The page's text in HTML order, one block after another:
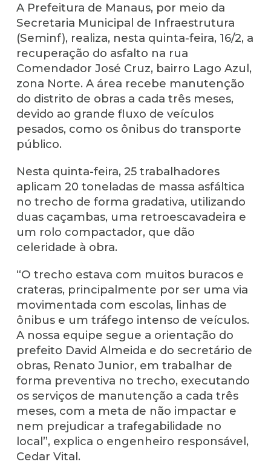
A Prefeitura de Manaus, por meio da
Secretaria Municipal de Infraestrutura
(Seminf), realiza, nesta quinta-feira, 16/2, a
recuperação do asfalto na rua
Comendador José Cruz, bairro Lago Azul,
zona Norte. A área recebe manutenção
do distrito de obras a cada três meses,
devido ao grande fluxo de veículos
pesados, como os ônibus do transporte
público.
Nesta quinta-feira, 25 trabalhadores
aplicam 20 toneladas de massa asfáltica
no trecho de forma gradativa, utilizando
duas caçambas, uma retroescavadeira e
um rolo compactador, que dão
celeridade à obra.
“O trecho estava com muitos buracos e
crateras, principalmente por ser uma via
movimentada com escolas, linhas de
ônibus e um tráfego intenso de veículos.
A nossa equipe segue a orientação do
prefeito David Almeida e do secretário de
obras, Renato Junior, em trabalhar de
forma preventiva no trecho, executando
os serviços de manutenção a cada três
meses, com a meta de não impactar e
nem prejudicar a trafegabilidade no
local”, explica o engenheiro responsável,
Cedar Vital.